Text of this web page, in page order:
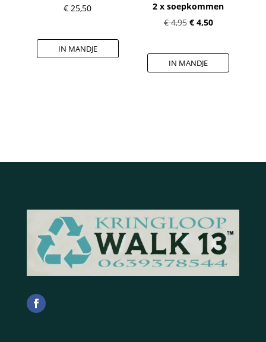
€ 25,50
IN MANDJE
2 x soepkommen
€4,95 Oorspronkelijke
was:
€ 4,95.
€4,50Huidige
is:
€ 4,50.
IN MANDJE